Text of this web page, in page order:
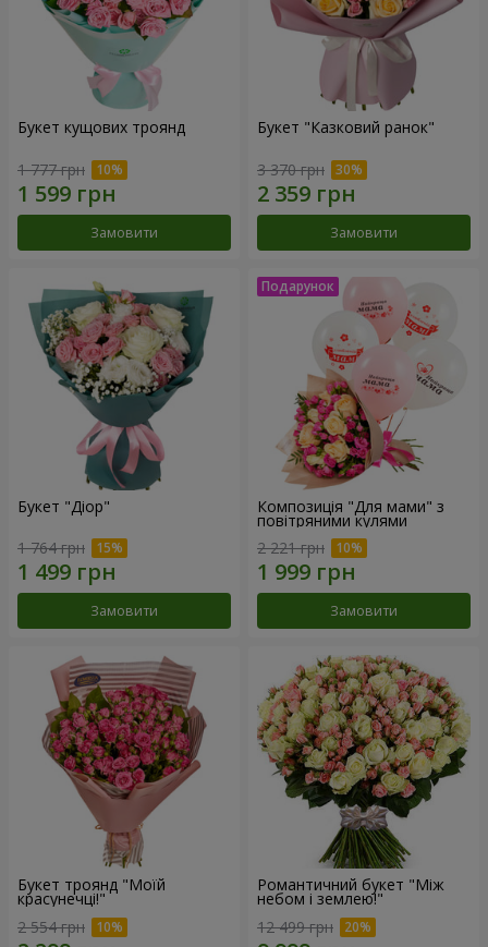
Букет кущових троянд
1 777 грн
Замовити
Букет "Казковий ранок"
3 370 грн
Замовити
Букет "Діор"
1 764 грн
Замовити
Композиція "Для мами" з
повітряними кулями
2 221 грн
Замовити
Букет троянд "Моїй
красунечці!"
2 554 грн
Романтичний букет "Між
небом і землею!"
12 499 грн